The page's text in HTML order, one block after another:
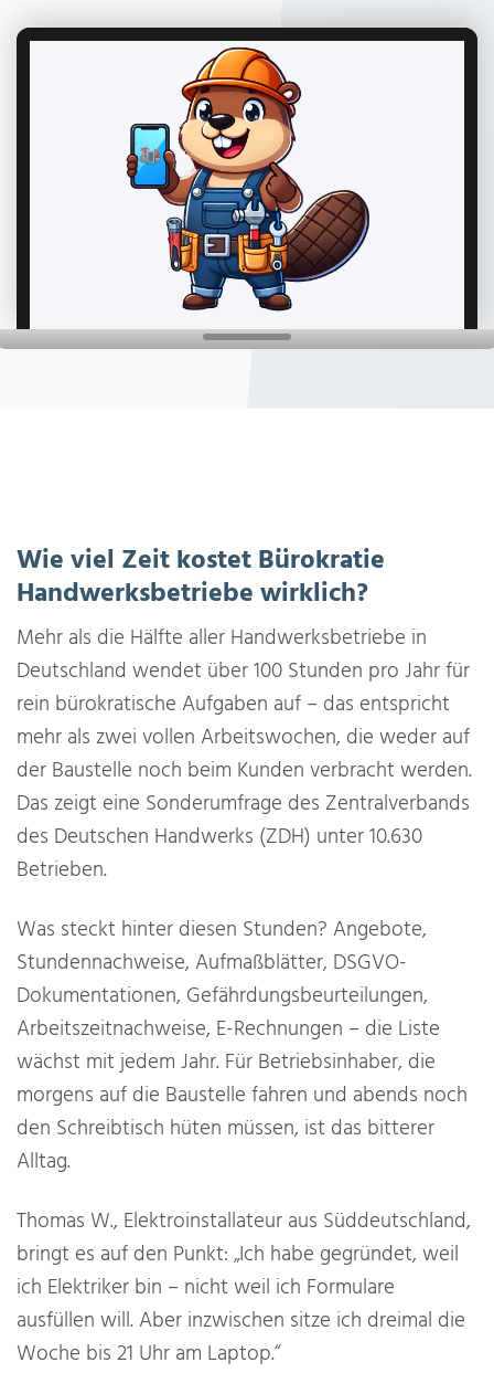
Wie viel Zeit kostet Bürokratie
Handwerksbetriebe wirklich?
Mehr als die Hälfte aller Handwerksbetriebe in
Deutschland wendet über 100 Stunden pro Jahr für
rein bürokratische Aufgaben auf – das entspricht
mehr als zwei vollen Arbeitswochen, die weder auf
der Baustelle noch beim Kunden verbracht werden.
Das zeigt eine Sonderumfrage des Zentralverbands
des Deutschen Handwerks (ZDH) unter 10.630
Betrieben.
Was steckt hinter diesen Stunden? Angebote,
Stundennachweise, Aufmaßblätter, DSGVO-
Dokumentationen, Gefährdungsbeurteilungen,
Arbeitszeitnachweise, E-Rechnungen – die Liste
wächst mit jedem Jahr. Für Betriebsinhaber, die
morgens auf die Baustelle fahren und abends noch
den Schreibtisch hüten müssen, ist das bitterer
Alltag.
Thomas W., Elektroinstallateur aus Süddeutschland,
bringt es auf den Punkt: „Ich habe gegründet, weil
ich Elektriker bin – nicht weil ich Formulare
ausfüllen will. Aber inzwischen sitze ich dreimal die
Woche bis 21 Uhr am Laptop.“